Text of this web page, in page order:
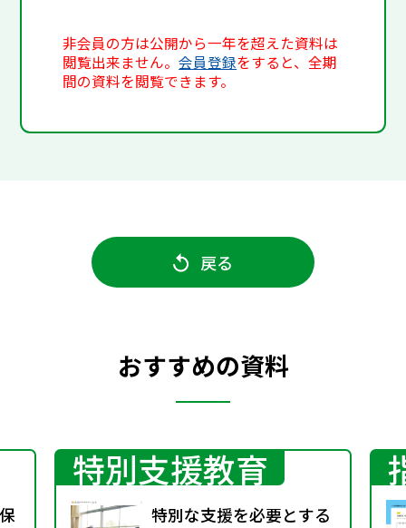
非会員の方は公開から一年を超えた資料は
閲覧出来ません。会員登録をすると、全期
間の資料を閲覧できます。
戻る
おすすめの資料
特別支援教育
特別な支援を必要とする